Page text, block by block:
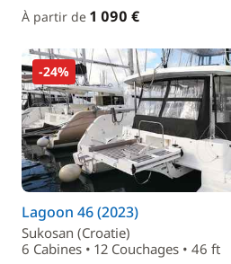
À partir de 1 090 €
-24%
Lagoon 46 (2023)
Sukosan (Croatie)
6 Cabines • 12 Couchages • 46 ft